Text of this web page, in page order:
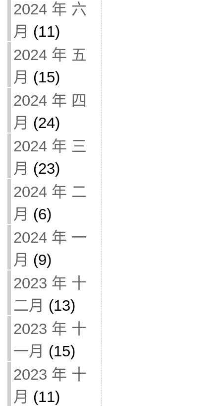
2024 年 六
月 (11)
2024 年 五
月 (15)
2024 年 四
月 (24)
2024 年 三
月 (23)
2024 年 二
月 (6)
2024 年 一
月 (9)
2023 年 十
二月 (13)
2023 年 十
一月 (15)
2023 年 十
月 (11)